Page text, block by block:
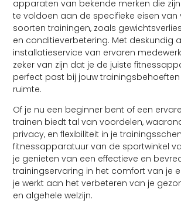
apparaten van bekende merken die
te voldoen aan de specifieke eisen van
soorten trainingen, zoals
en conditieverbetering. Met deskundig
installatieservice van ervaren
zeker van zijn dat je de juiste
perfect past bij jouw
ruimte.
Of je nu een beginner bent of een
trainen biedt tal van voordelen,
privacy, en flexibiliteit in je
fitnessapparatuur van de sportwinkel
je genieten van een effectieve en
trainingservaring in het comfort van je
je werkt aan het verbeteren van je
en algehele welzijn.